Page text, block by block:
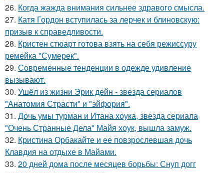
26. Когда жажда внимания сильнее здравого смысла.
27. Катя Гордон вступилась за лерчек и блиновскую:
призыв к справедливости.
28. Кристен стюарт готова взять на себя режиссуру
ремейка "Сумерек".
29. Современные тенденции в одежде удивление
вызывают.
30. Ушёл из жизни Эрик дейн - звезда сериалов
"Анатомия Страсти" и "эйфория".
31. Дочь умы турман и Итана хоука, звезда сериала
"Очень Странные Дела" Майя хоук, вышла замуж.
32. Кристина Орбакайте и ее повзрослевшая дочь
Клавдия на отдыхе в Майами.
33. 20 дней дома после месяцев борьбы: Снуп догг